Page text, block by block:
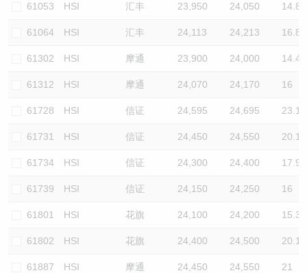
61053 HSI 汇丰 23,950 24,050 14.8
61064 HSI 汇丰 24,113 24,213 16.8
61302 HSI 摩通 23,900 24,000 14.4
61312 HSI 摩通 24,070 24,170 16
61728 HSI 信证 24,595 24,695 23.1
61731 HSI 信证 24,450 24,550 20.1
61734 HSI 信证 24,300 24,400 17.9
61739 HSI 信证 24,150 24,250 16
61801 HSI 花旗 24,100 24,200 15.3
61802 HSI 花旗 24,400 24,500 20.1
61887 HSI 摩通 24,450 24,550 21
牛熊证文件及公告
牛熊证文件及公告 (瑞信)
ADR
收市竞价变化